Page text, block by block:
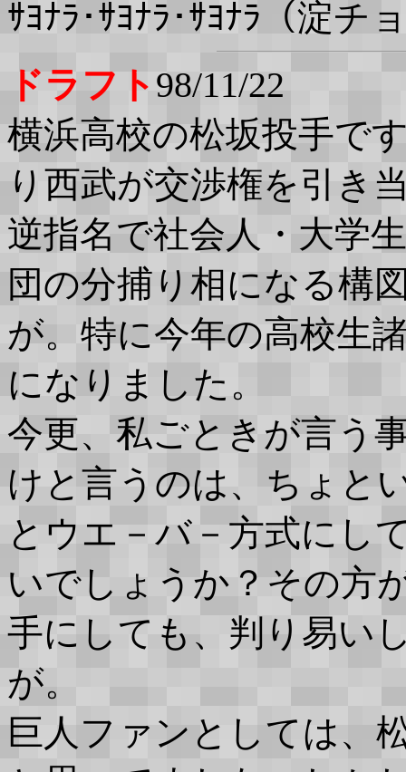
ｻﾖﾅﾗ･ｻﾖﾅﾗ･ｻﾖﾅﾗ（淀チ
ドラフト 98/11/22
横浜高校の松坂投手で
り西武が交渉権を引き
逆指名で社会人・大学
団の分捕り相になる構
が。特に今年の高校生
になりました。
今更、私ごときが言う
けと言うのは、ちょと
とウエ－バ－方式にし
いでしょうか？その方
手にしても、判り易い
が。
巨人ファンとしては、